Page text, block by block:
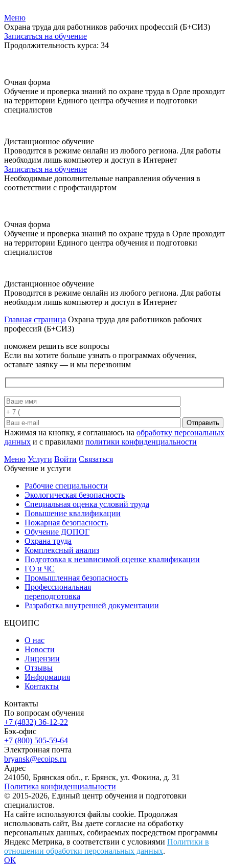
Меню
Охрана труда для работников рабочих профессий (Б+СИЗ)
Записаться на обучение
Продолжительность курса: 34
Очная форма
Обучение и проверка знаний по охране труда в Орле проходит
на территории Единого центра обучения и подготовки
специалистов
Дистанционное обучение
Проводится в режиме онлайн из любого региона. Для работы
необходим лишь компьютер и доступ в Интернет
Записаться на обучение
Необходимые дополнительные направления обучения в
соответствии с профстандартом
Очная форма
Обучение и проверка знаний по охране труда в Орле проходит
на территории Единого центра обучения и подготовки
специалистов
Дистанционное обучение
Проводится в режиме онлайн из любого региона. Для работы
необходим лишь компьютер и доступ в Интернет
Главная страница Охрана труда для работников рабочих
профессий (Б+СИЗ)
поможем решить все вопросы
Если вы хотите больше узнать о программах обучения,
оставьте заявку — и мы перезвоним
Отправить
Нажимая на кнопку, я соглашаюсь на обработку персональных
данных и с правилами политики конфиденциальности
Меню Услуги Войти Связаться
Обучение и услуги
Рабочие специальности
Экологическая безопасность
Специальная оценка условий труда
Повышение квалификации
Пожарная безопасность
Обучение ДОПОГ
Охрана труда
Комплексный анализ
Подготовка к независимой оценке квалификации
ГО и ЧС
Промышленная безопасность
Профессиональная
переподготовка
Разработка внутренней документации
ЕЦОИПС
О нас
Новости
Лицензии
Отзывы
Информация
Контакты
Контакты
По вопросам обучения
+7 (4832) 36-12-22
Бэк-офис
+7 (800) 505-59-64
Электронная почта
bryansk@ecoips.ru
Адрес
241050, Брянская обл., г. Брянск, ул. Фокина, д. 31
Политика конфиденциальности
© 2015-2026, Единый центр обучения и подготовки
специалистов.
На сайте используются файлы cookie. Продолжая
использовать сайт, Вы даете согласие на обработку
персональных данных, собираемых посредством программы
Яндекс Метрика, в соответствии с условиями Политики в
отношении обработки персональных данных.
ОК